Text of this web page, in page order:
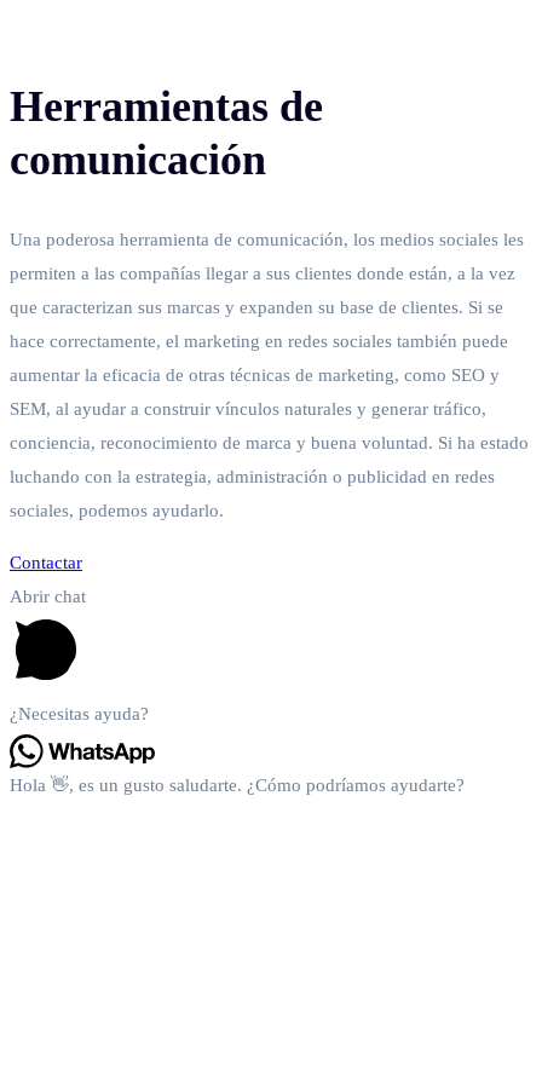
Herramientas de
comunicación
Una poderosa herramienta de comunicación, los medios sociales les
permiten a las compañías llegar a sus clientes donde están, a la vez
que caracterizan sus marcas y expanden su base de clientes. Si se
hace correctamente, el marketing en redes sociales también puede
aumentar la eficacia de otras técnicas de marketing, como SEO y
SEM, al ayudar a construir vínculos naturales y generar tráfico,
conciencia, reconocimiento de marca y buena voluntad. Si ha estado
luchando con la estrategia, administración o publicidad en redes
sociales, podemos ayudarlo.
Contactar
Abrir chat
¿Necesitas ayuda?
Hola 👋, es un gusto saludarte. ¿Cómo podríamos ayudarte?